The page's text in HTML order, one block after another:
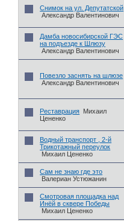
Снимок на ул. Депутатской
Александр Валентинович
Дамба новосибирской ГЭС
на подъезде к Шлюзу
Александр Валентинович
Повезло заснять на шлюзе
Александр Валентинович
Реставрация Михаил
Цененко
Водный транспорт , 2-й
Трикотажный переулок
Михаил Цененко
Сам не знаю где это
Валериан Устюжанин
Смотровая площадка над
Инёй в сквере Победы
Михаил Цененко